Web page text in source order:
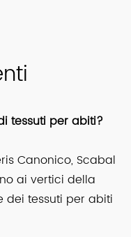
tessuti per abiti?
Canonico, Scabal
ai vertici della
tessuti per abiti